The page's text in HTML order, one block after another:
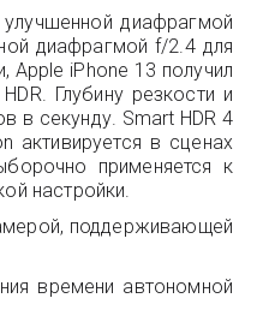
диафрагмой
диафрагмой f/2.4 для
iPhone 13 получил
Глубину резкости и
в секунду. Smart HDR 4
активируется в сценах
применяется к
настройки.
поддерживающей
времени автономной